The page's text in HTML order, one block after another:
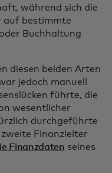
während sich die
auf bestimmte
Buchhaltung
diesen beiden Arten
jedoch manuell
führte, die
wesentlicher
durchgeführte
Finanzleiter
Finanzdaten seines